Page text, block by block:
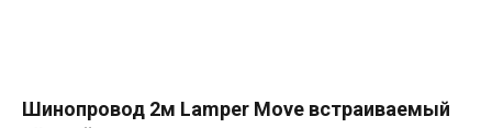
Шинопровод 2м Lamper Move встраиваемый